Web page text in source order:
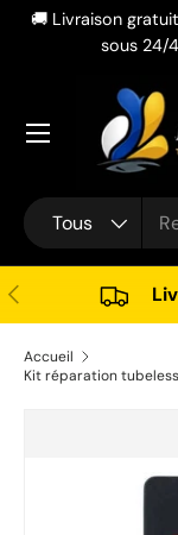
Aller au
🚚 Livraison
sous 24/
Recherche
Type de produit
Tous
Précédent
Accueil
Kit réparation